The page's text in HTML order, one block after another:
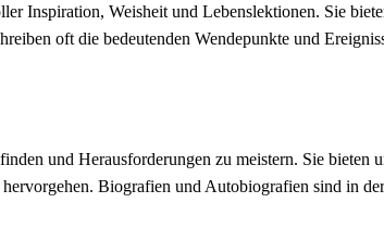
Inspiration, Weisheit und Lebenslektionen. Sie
oft die bedeutenden Wendepunkte und
und Herausforderungen zu meistern. Sie bieten
Biografien und Autobiografien sind in